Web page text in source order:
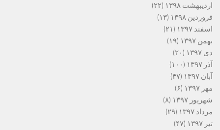
اردیبهشت ۱۳۹۸
(۲۲)
فروردین ۱۳۹۸
(۱۳)
اسفند ۱۳۹۷
(۲۱)
بهمن ۱۳۹۷
(۱۹)
دی ۱۳۹۷
(۲۰)
آذر ۱۳۹۷
(۱۰۰)
آبان ۱۳۹۷
(۴۷)
مهر ۱۳۹۷
(۶)
شهریور ۱۳۹۷
(۸)
مرداد ۱۳۹۷
(۲۹)
تیر ۱۳۹۷
(۴۷)